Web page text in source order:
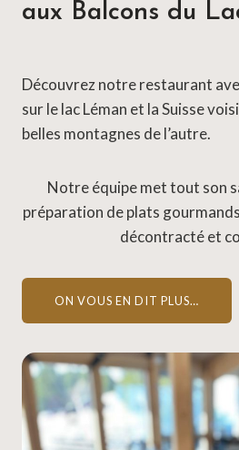
aux Balcons du
Découvrez notre restaurant
sur le lac Léman et la Suisse
belles montagnes de l’autre.
Notre équipe met tout son
préparation de plats
décontracté et
ON VOUS EN DIT PLUS…